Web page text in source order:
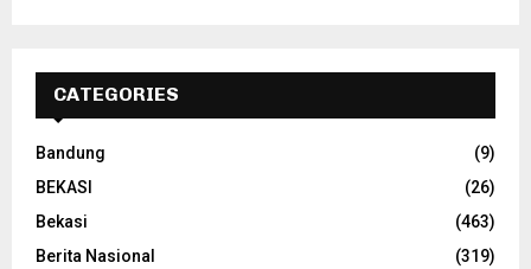
CATEGORIES
Bandung
(9)
BEKASI
(26)
Bekasi
(463)
Berita Nasional
(319)